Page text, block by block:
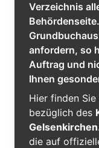
Verzeichnis
anfordern, so
Auftrag und
Ihnen
Hier finden
bezüglich des
Gelsenkirchen
die auf